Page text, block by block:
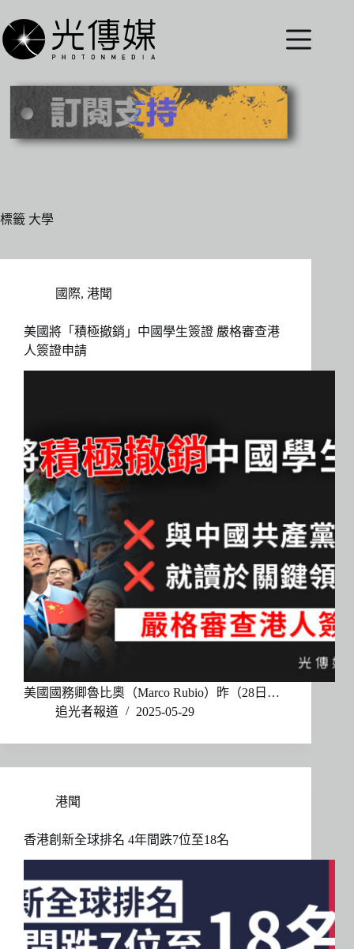
至
主
內
標籤 大學
國際, 港聞
美國將「積極撤銷」中國學生簽證 嚴格審查港
人簽證申請
美國國務卿魯比奧（Marco Rubio）昨（28日…
追光者報道
2025-05-29
港聞
香港創新全球排名 4年間跌7位至18名